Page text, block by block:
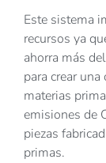
Este sistema
recursos ya
ahorra más
para crear
materias
emisiones de
piezas
primas.